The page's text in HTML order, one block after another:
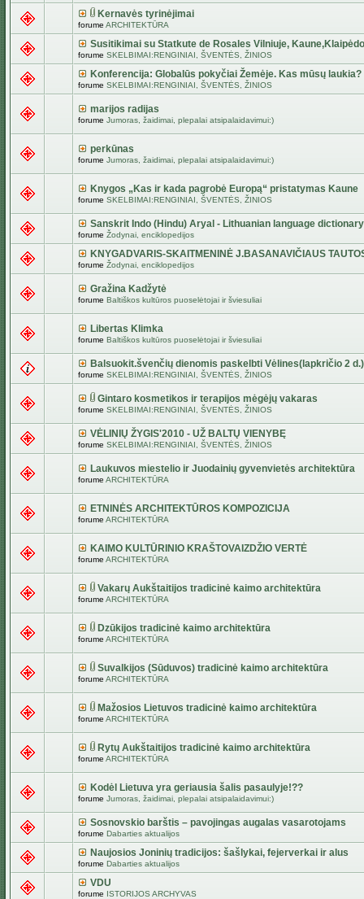
Kernavės tyrinėjimai
forume ARCHITEKTŪRA
Susitikimai su Statkute de Rosales Vilniuje,
forume SKELBIMAI:RENGINIAI, ŠVENTĖS, ŽINIOS
Konferencija: Globalūs pokyčiai Žemėje. Kas mūsų laukia?
forume SKELBIMAI:RENGINIAI, ŠVENTĖS, ŽINIOS
marijos radijas
forume Jumoras, žaidimai, plepalai atsipalaidavimui:)
perkūnas
forume Jumoras, žaidimai, plepalai atsipalaidavimui:)
Knygos „Kas ir kada pagrobė Europą“ pristatymas Kaune
forume SKELBIMAI:RENGINIAI, ŠVENTĖS, ŽINIOS
Sanskrit Indo (Hindu) Aryal - Lithuanian language dictionary
forume Žodynai, enciklopedijos
KNYGADVARIS-SKAITMENINĖ J.BASANAVIČIAUS
forume Žodynai, enciklopedijos
Gražina Kadžytė
forume Baltiškos kultūros puoselėtojai ir šviesuliai
Libertas Klimka
forume Baltiškos kultūros puoselėtojai ir šviesuliai
Balsuokit.švenčių dienomis paskelbti Vėlines(lapkričio 2 d.)
forume SKELBIMAI:RENGINIAI, ŠVENTĖS, ŽINIOS
Gintaro kosmetikos ir terapijos mėgėjų vakaras
forume SKELBIMAI:RENGINIAI, ŠVENTĖS, ŽINIOS
VĖLINIŲ ŽYGIS'2010 - UŽ BALTŲ VIENYBĘ
forume SKELBIMAI:RENGINIAI, ŠVENTĖS, ŽINIOS
Laukuvos miestelio ir Juodainių gyvenvietės architektūra
forume ARCHITEKTŪRA
ETNINĖS ARCHITEKTŪROS KOMPOZICIJA
forume ARCHITEKTŪRA
KAIMO KULTŪRINIO KRAŠTOVAIZDŽIO VERTĖ
forume ARCHITEKTŪRA
Vakarų Aukštaitijos tradicinė kaimo architektūra
forume ARCHITEKTŪRA
Dzūkijos tradicinė kaimo architektūra
forume ARCHITEKTŪRA
Suvalkijos (Sūduvos) tradicinė kaimo architektūra
forume ARCHITEKTŪRA
Mažosios Lietuvos tradicinė kaimo architektūra
forume ARCHITEKTŪRA
Rytų Aukštaitijos tradicinė kaimo architektūra
forume ARCHITEKTŪRA
Kodėl Lietuva yra geriausia šalis pasaulyje!??
forume Jumoras, žaidimai, plepalai atsipalaidavimui:)
Sosnovskio barštis – pavojingas augalas vasarotojams
forume Dabarties aktualijos
Naujosios Joninių tradicijos: šašlykai, fejerverkai ir alus
forume Dabarties aktualijos
VDU
forume ISTORIJOS ARCHYVAS